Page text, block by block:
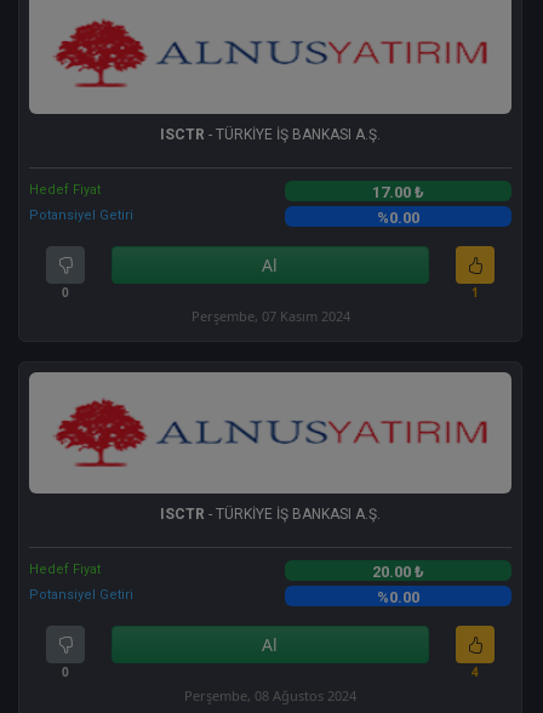
ISCTR - TÜRKİYE İŞ BANKASI A.Ş.
Hedef Fiyat 17.00 ₺
Potansiyel Getiri %0.00
0
Al
1
Perşembe, 07 Kasım 2024
ISCTR - TÜRKİYE İŞ BANKASI A.Ş.
Hedef Fiyat 20.00 ₺
Potansiyel Getiri %0.00
0
Al
4
Perşembe, 08 Ağustos 2024